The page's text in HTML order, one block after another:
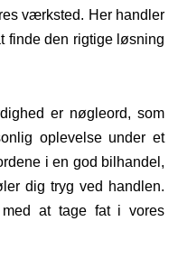
værksted. Her handler
finde den rigtige løsning
er nøgleord, som
oplevelse under et
i en god bilhandel,
dig tryg ved handlen.
at tage fat i vores